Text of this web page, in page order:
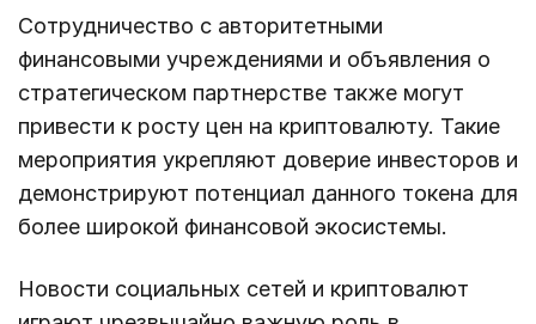
Сотрудничество с авторитетными
финансовыми учреждениями и объявления о
стратегическом партнерстве также могут
привести к росту цен на криптовалюту. Такие
мероприятия укрепляют доверие инвесторов и
демонстрируют потенциал данного токена для
более широкой финансовой экосистемы.
Новости социальных сетей и криптовалют